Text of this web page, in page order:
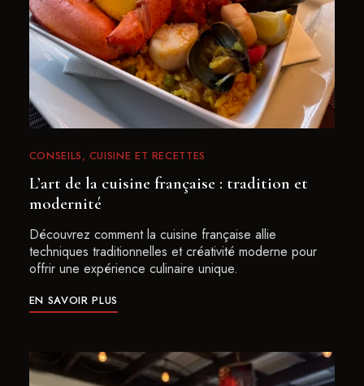
CONSEILS CUISINE ET RECETTES
L’art de la cuisine française : tradition et
modernité
Découvrez comment la cuisine française allie
techniques traditionnelles et créativité moderne pour
offrir une expérience culinaire unique.
EN SAVOIR PLUS